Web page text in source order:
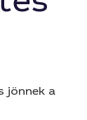
jönnek a